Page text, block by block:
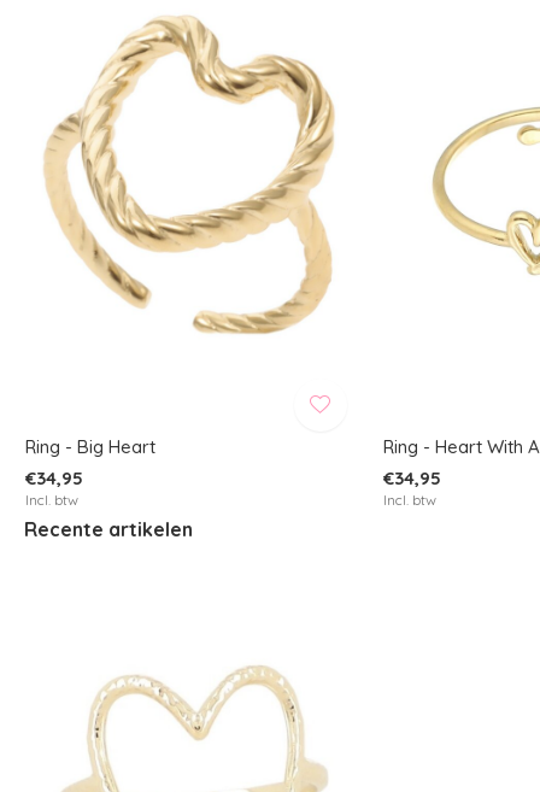
Ring - Big Heart
€34,95
Incl. btw
Ring - Heart With
€34,95
Incl. btw
Recente artikelen